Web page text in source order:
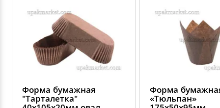
Форма бумажная
"Тарталетка"
Форма
«Тюльпан»